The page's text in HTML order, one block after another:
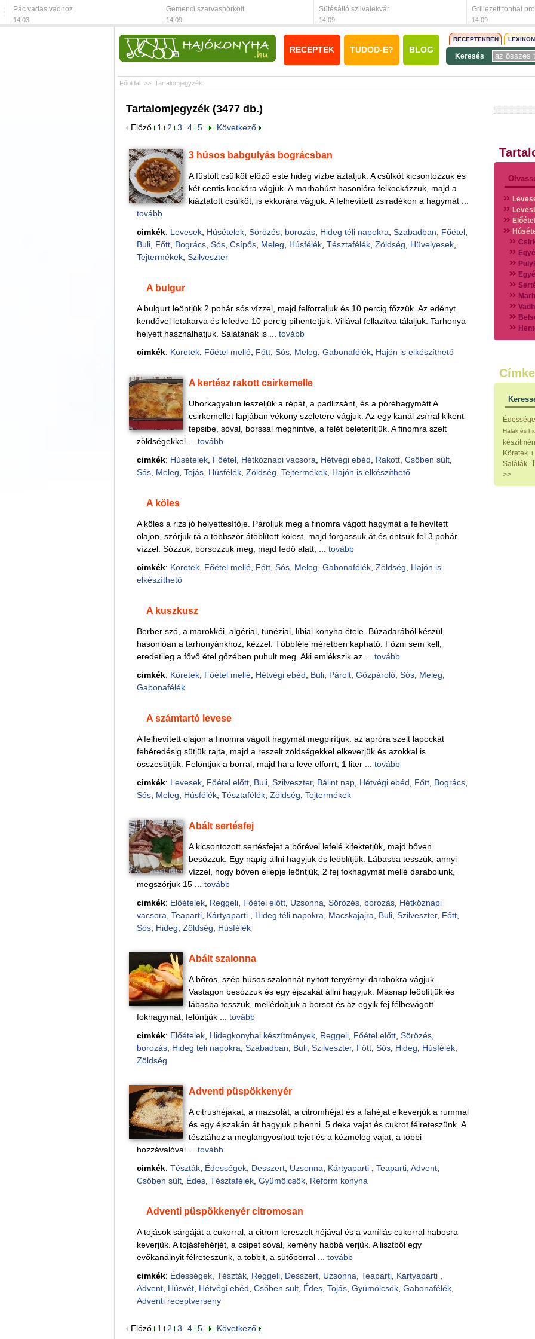
Pác vadas vadhoz
14:03
Gemenci szarvaspörkölt
14:09
Sütésálló szilvalekvár
14:09
Grillezett tonhal
14:09
RECEPTEK TUDOD-E? BLOG
RECEPTEKBEN
Keresés
Főoldal >> Tartalomjegyzék
Tartalomjegyzék (3477 db.)
Előző 1 2 3 4 5 Következő
3 húsos babgulyás bográcsban
A füstölt csülköt előző este hideg vízbe áztatjuk. A csülköt kicsontozzuk és
két centis kockára vágjuk. A marhahúst hasonlóra felkockázzuk, majd a
kiáztatott csülköt, is ekkorára vágjuk. A felhevített zsiradékon a hagymát ...
tovább
cimkék: Levesek, Húsételek, Sörözés, borozás, Hideg téli napokra Szabadban Főétel,
Buli, Főtt, Bogrács, Sós, Csípős, Meleg Húsfélék, Tésztafélék, Zöldség Hüvelyesek,
Tejtermékek, Szilveszter
A bulgur
A bulgurt leöntjük 2 pohár sós vízzel, majd felforraljuk és 10 percig főzzük. Az edényt
kendővel letakarva és lefedve 10 percig pihentetjük. Villával fellazítva tálaljuk. Tarhonya
helyett használhatjuk. Salátának is ... tovább
cimkék: Köretek, Főétel mellé, Főtt, Sós, Meleg Gabonafélék, Hajón is elkészíthető
A kertész rakott csirkemelle
Uborkagyalun leszeljük a répát, a padlizsánt, és a póréhagymátt A
csirkemellet lapjában vékony szeletere vágjuk. Az egy kanál zsírral kikent
tepsibe, sóval, borssal meghintve, a felét beleterítjük. A finomra szelt
zöldségekkel ... tovább
cimkék: Húsételek, Főétel, Hétköznapi vacsora Hétvégi ebéd Rakott, Csőben sült,
Sós, Meleg Tojás, Húsfélék, Zöldség Tejtermékek, Hajón is elkészíthető
A köles
A köles a rizs jó helyettesítője. Pároljuk meg a finomra vágott hagymát a felhevített
olajon, szórjuk rá a többször átöblített kölest, majd forgassuk át és öntsük fel 3 pohár
vízzel. Sózzuk, borsozzuk meg, majd fedő alatt, ... tovább
cimkék: Köretek, Főétel mellé, Főtt, Sós, Meleg Gabonafélék, Zöldség
Hajón is
elkészíthető
A kuszkusz
Berber szó, a marokkói, algériai, tunéziai, líbiai konyha étele. Búzadarából készül,
hasonlóan a tarhonyánkhoz, kézzel. Többféle méretben kapható. Főzni sem kell,
eredetileg a fővő étel gőzében puhult meg. Aki emlékszik az ... tovább
cimkék: Köretek, Főétel mellé, Hétvégi ebéd Buli, Párolt, Gőzpároló, Sós, Meleg
Gabonafélék
A számtartó levese
A felhevített olajon a finomra vágott hagymát megpirítjuk. az apróra szelt lapockát
fehéredésig sütjük rajta, majd a reszelt zöldségekkel elkeverjük és azokkal is
összesütjük. Felöntjük a borral, majd ha a leve elforrt, 1 liter ... tovább
cimkék: Levesek, Főétel előtt, Buli, Szilveszter, Bálint nap, Hétvégi ebéd Főtt, Bogrács,
Sós, Meleg Húsfélék, Tésztafélék, Zöldség Tejtermékek
Abált sertésfej
A kicsontozott sertésfejet a bőrével lefelé kifektetjük, majd bőven
besózzuk. Egy napig állni hagyjuk és leöblítjük. Lábasba tesszük, annyi
vízzel, hogy bőven ellepje leöntjük, 2 fej fokhagymát mellé darabolunk,
megszórjuk 15 ... tovább
cimkék: Előételek, Reggeli, Főétel előtt, Uzsonna Sörözés, borozás, Hétköznapi
vacsora Teaparti, Kártyaparti Hideg téli napokra Macskajajra Buli, Szilveszter, Főtt,
Sós, Hideg Zöldség Húsfélék
Abált szalonna
A bőrös, szép húsos szalonnát nyitott tenyérnyi darabokra vágjuk.
Vastagon besózzuk és egy éjszakát állni hagyjuk. Másnap leöblítjük és
lábasba tesszük, mellédobjuk a borsot és az egyik fej félbevágott
fokhagymát, felöntjük ... tovább
cimkék: Előételek, Hidegkonyhai készítmények, Reggeli, Főétel előtt, Sörözés,
borozás, Hideg téli napokra Szabadban Buli, Szilveszter, Főtt, Sós, Hideg Húsfélék,
Zöldség
Adventi püspökkenyér
A citrushéjakat, a mazsolát, a citromhéjat és a fahéjat elkeverjük a rummal
és egy éjszakán át hagyjuk pihenni. 5 deka vajat és cukrot félreteszünk. A
tésztához a meglangyosított tejet és a kézmeleg vajat, a többi
hozzávalóval ... tovább
cimkék: Tészták, Édességek, Desszert, Uzsonna Kártyaparti Teaparti, Advent,
Csőben sült, Édes, Tésztafélék, Gyümölcsök, Reform konyha
Adventi püspökkenyér citromosan
A tojások sárgáját a cukorral, a citrom lereszelt héjával és a vaníliás cukorral habosra
keverjük. A tojásfehérjét, a csipet sóval, kemény habbá verjük. A lisztből egy
evőkanálnyit félreteszünk, a többit, a sütőporral ... tovább
cimkék: Édességek, Tészták, Reggeli, Desszert, Uzsonna Teaparti, Kártyaparti
Advent, Húsvét, Hétvégi ebéd Csőben sült, Édes, Tojás, Gyümölcsök, Gabonafélék,
Adventi receptverseny
Előző 1 2 3 4 5 Következő
Halak
Főtt
Halak és
Köretek
Saláták
>>